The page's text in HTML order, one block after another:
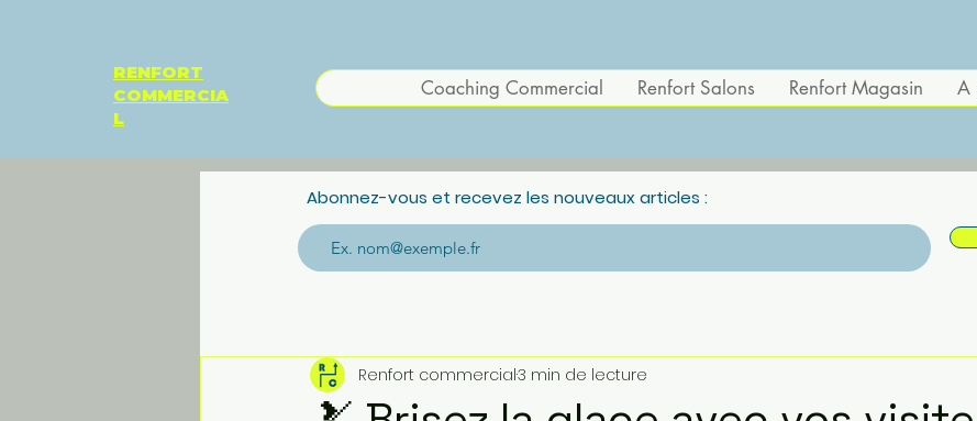
RENFORT
COMMERCIA
L
Coaching Commercial Renfort Salons Renfort Magasin A
Abonnez-vous et recevez les nouveaux articles :
Renfort commercial3 min de lecture